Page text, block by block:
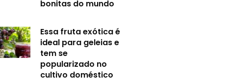
bonitas do mundo
Essa fruta exótica é
ideal para geleias e
tem se
popularizado no
cultivo doméstico